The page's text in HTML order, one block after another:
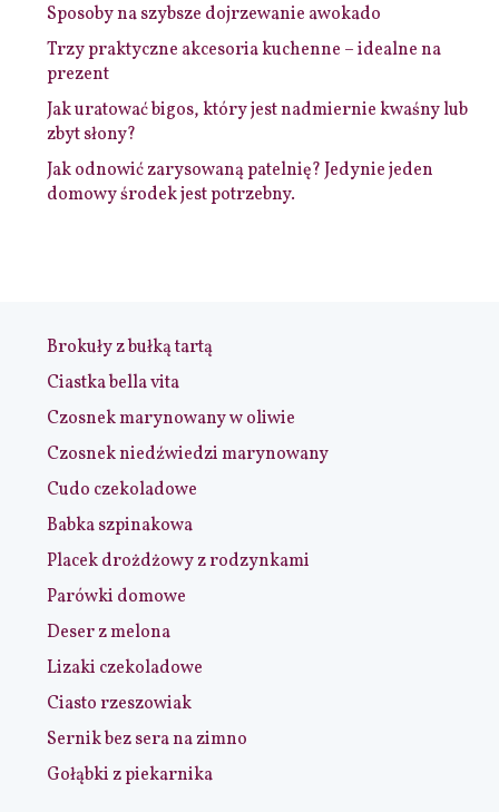
Sposoby na szybsze dojrzewanie awokado
Trzy praktyczne akcesoria kuchenne – idealne na
prezent
Jak uratować bigos, który jest nadmiernie kwaśny lub
zbyt słony?
Jak odnowić zarysowaną patelnię? Jedynie jeden
domowy środek jest potrzebny.
Brokuły z bułką tartą
Ciastka bella vita
Czosnek marynowany w oliwie
Czosnek niedźwiedzi marynowany
Cudo czekoladowe
Babka szpinakowa
Placek drożdżowy z rodzynkami
Parówki domowe
Deser z melona
Lizaki czekoladowe
Ciasto rzeszowiak
Sernik bez sera na zimno
Gołąbki z piekarnika